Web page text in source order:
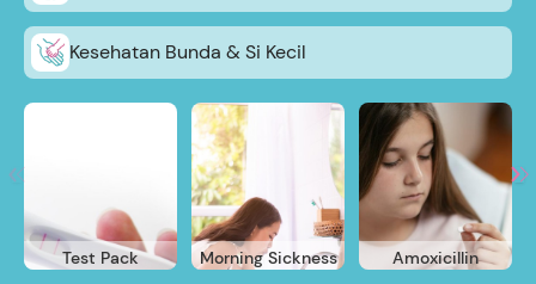
Kesehatan Bunda & Si Kecil
Test Pack Morning Sickness Amoxicillin